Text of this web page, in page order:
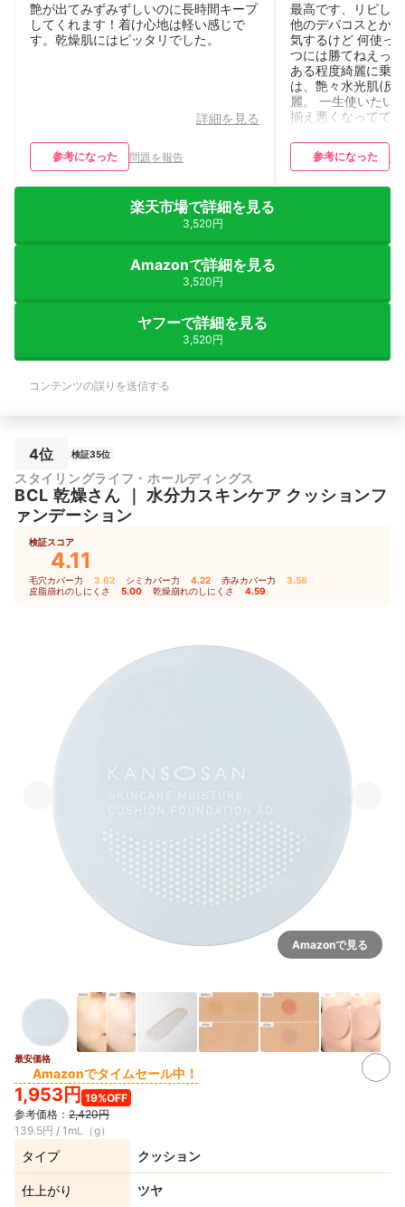
艶が出てみずみずしいのに長時間キープ
してくれます！着け心地は軽い感じで
す。乾燥肌にはピッタリでした。
詳細を見る
参考になった 問題を報告
最高です、リピし
他のデパコスとか
気するけど 何使っ
つには勝てねえっ
ある程度綺麗に乗
は、艶々水光肌(反
麗。 一生使いたい
揃え悪くなってて
ン多いイメージあ
参考になった
楽天市場で詳細を見る
3,520円
Amazonで詳細を見る
3,520円
ヤフーで詳細を見る
3,520円
コンテンツの誤りを送信する
4位 検証35位
スタイリングライフ・ホールディングス
BCL 乾燥さん ｜ 水分力スキンケア クッションフ
ァンデーション
検証スコア
4.11
毛穴カバー力 3.62 シミカバー力 4.22 赤みカバー力 3.58
皮脂崩れのしにくさ 5.00 乾燥崩れのしにくさ 4.59
Amazonで見る
最安価格
Amazonでタイムセール中！
1,953円 19%OFF
参考価格： 2,420円
139.5円 / 1mL（g）
タイプ クッション
仕上がり ツヤ